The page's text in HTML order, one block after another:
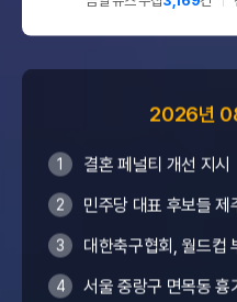
2026년
1 결혼 페널티 개선 지시
2
민주당 대표 후보들 제
공방
3
대한축구협회, 월드컵
리 의혹 사과
4
서울 중랑구 면목동 흉